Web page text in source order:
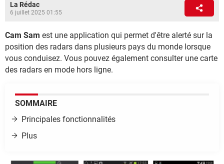
La Rédac
6 juillet 2025 01:55
Cam Sam est une application qui permet d'être alerté sur la
position des radars dans plusieurs pays du monde lorsque
vous conduisez. Vous pouvez également consulter une carte
des radars en mode hors ligne.
SOMMAIRE
Principales fonctionnalités
Plus